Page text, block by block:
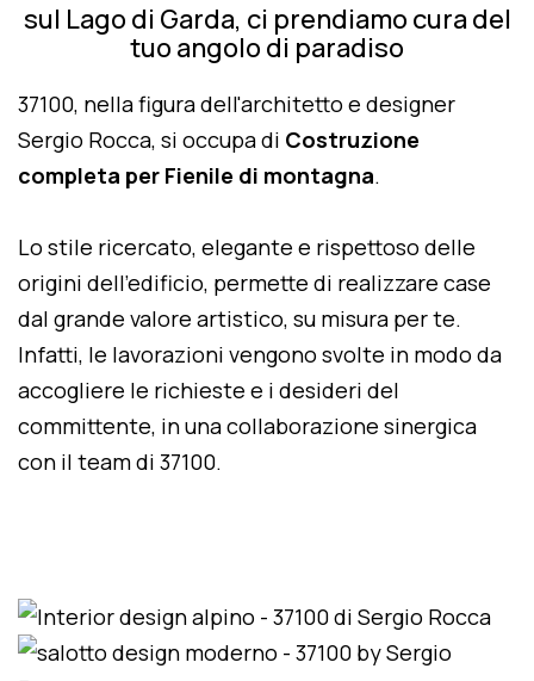
sul Lago di Garda, ci prendiamo cura del
tuo angolo di paradiso
37100, nella figura dell'architetto e designer
Sergio Rocca, si occupa di Costruzione
completa per Fienile di montagna.
Lo stile ricercato, elegante e rispettoso delle
origini dell'edificio, permette di realizzare case
dal grande valore artistico, su misura per te.
Infatti, le lavorazioni vengono svolte in modo da
accogliere le richieste e i desideri del
committente, in una collaborazione sinergica
con il team di 37100.